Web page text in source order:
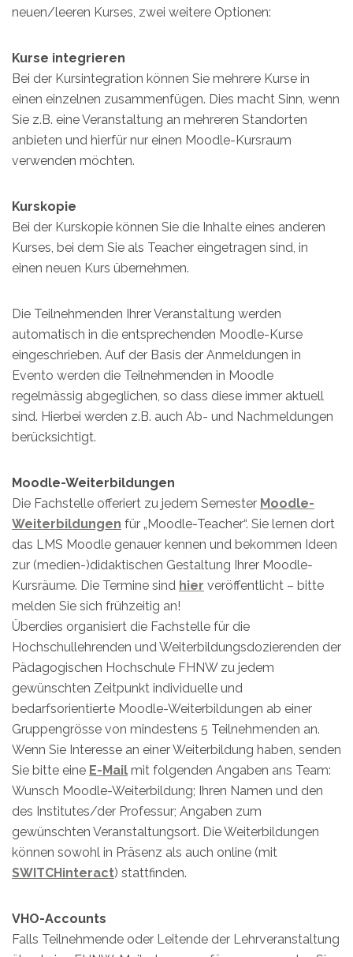
neuen/leeren Kurses, zwei weitere Optionen:
Kurse integrieren
Bei der Kursintegration können Sie mehrere Kurse in
einen einzelnen zusammenfügen. Dies macht Sinn, wenn
Sie z.B. eine Veranstaltung an mehreren Standorten
anbieten und hierfür nur einen Moodle-Kursraum
verwenden möchten.
Kurskopie
Bei der Kurskopie können Sie die Inhalte eines anderen
Kurses, bei dem Sie als Teacher eingetragen sind, in
einen neuen Kurs übernehmen.
Die Teilnehmenden Ihrer Veranstaltung werden
automatisch in die entsprechenden Moodle-Kurse
eingeschrieben. Auf der Basis der Anmeldungen in
Evento werden die Teilnehmenden in Moodle
regelmässig abgeglichen, so dass diese immer aktuell
sind. Hierbei werden z.B. auch Ab- und Nachmeldungen
berücksichtigt.
Moodle-Weiterbildungen
Die Fachstelle offeriert zu jedem Semester Moodle-
Weiterbildungen für „Moodle-Teacher“. Sie lernen dort
das LMS Moodle genauer kennen und bekommen Ideen
zur (medien-)didaktischen Gestaltung Ihrer Moodle-
Kursräume. Die Termine sind hier veröffentlicht – bitte
melden Sie sich frühzeitig an!
Überdies organisiert die Fachstelle für die
Hochschullehrenden und Weiterbildungsdozierenden der
Pädagogischen Hochschule FHNW zu jedem
gewünschten Zeitpunkt individuelle und
bedarfsorientierte Moodle-Weiterbildungen ab einer
Gruppengrösse von mindestens 5 Teilnehmenden an.
Wenn Sie Interesse an einer Weiterbildung haben, senden
Sie bitte eine E-Mail mit folgenden Angaben ans Team:
Wunsch Moodle-Weiterbildung; Ihren Namen und den
des Institutes/der Professur; Angaben zum
gewünschten Veranstaltungsort. Die Weiterbildungen
können sowohl in Präsenz als auch online (mit
SWITCHinteract) stattfinden.
VHO-Accounts
Falls Teilnehmende oder Leitende der Lehrveranstaltung